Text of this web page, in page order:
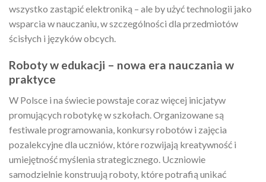
wszystko zastąpić elektroniką – ale by użyć technologii jako
wsparcia w nauczaniu, w szczególności dla przedmiotów
ścisłych i języków obcych.
Roboty w edukacji – nowa era nauczania w
praktyce
W Polsce i na świecie powstaje coraz więcej inicjatyw
promujących robotykę w szkołach. Organizowane są
festiwale programowania, konkursy robotów i zajęcia
pozalekcyjne dla uczniów, które rozwijają kreatywność i
umiejętność myślenia strategicznego. Uczniowie
samodzielnie konstruują roboty, które potrafią unikać